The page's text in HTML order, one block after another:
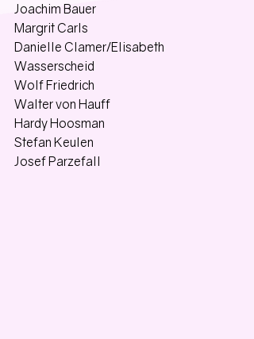
Joachim Bauer
Margrit Carls
Danielle Clamer/Elisabeth
Wasserscheid
Wolf Friedrich
Walter von Hauff
Hardy Hoosman
Stefan Keulen
Josef Parzefall